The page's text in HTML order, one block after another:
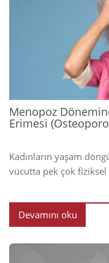
Menopoz
Erimesi
Kadınların yaşam
vücutta pek çok
Devamını oku